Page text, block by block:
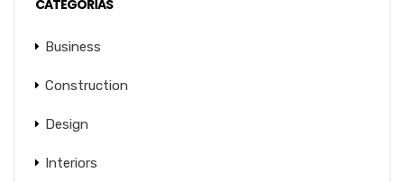
CATEGORÍAS
Business
Construction
Design
Interiors